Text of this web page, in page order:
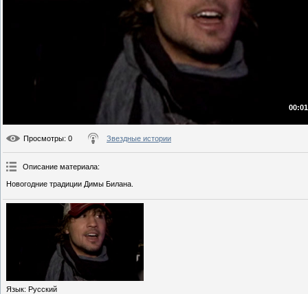
Просмотры: 0 Звездные истории
Описание материала:
Новогодние традиции Димы Билана.
Язык: Русский